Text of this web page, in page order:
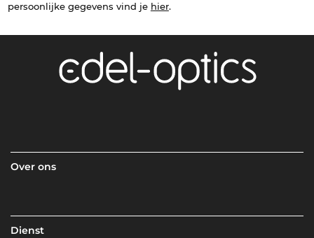
persoonlijke gegevens vind je hier.
Over ons
Dienst